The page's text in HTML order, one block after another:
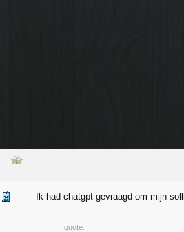
Ik had chatgpt gevraagd om mijn
quote: